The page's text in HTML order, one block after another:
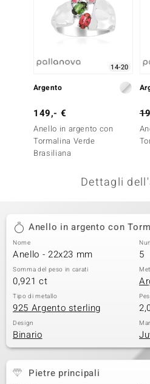
by de Melo 14-20
Argento
149,- €
Anello in argento con
Tormalina Verde
Brasiliana
Dettagli
Anello in argento con
Nome
Anello - 22x23 mm 5
Somma del peso in carati
0,921 ct
Tipo di metallo
925 Argento sterling
Design
Binario
Pietre principali